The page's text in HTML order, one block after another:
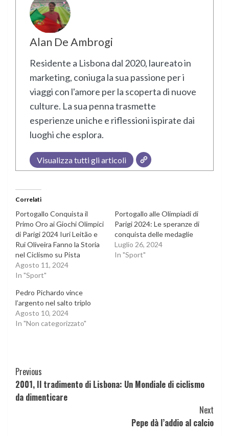
Alan De Ambrogi
Residente a Lisbona dal 2020, laureato in
marketing, coniuga la sua passione per i
viaggi con l'amore per la scoperta di nuove
culture. La sua penna trasmette
esperienze uniche e riflessioni ispirate dai
luoghi che esplora.
Visualizza tutti gli articoli
Correlati
Portogallo Conquista il
Primo Oro ai Giochi Olimpici
di Parigi 2024 Iuri Leitão e
Rui Oliveira Fanno la Storia
nel Ciclismo su Pista
Agosto 11, 2024
In "Sport"
Portogallo alle Olimpiadi di
Parigi 2024: Le speranze di
conquista delle medaglie
Luglio 26, 2024
In "Sport"
Pedro Pichardo vince
l’argento nel salto triplo
Agosto 10, 2024
In "Non categorizzato"
Continue
Reading
Previous
2001, Il tradimento di Lisbona: Un Mondiale di ciclismo
da dimenticare
Next
Pepe dà l’addio al calcio